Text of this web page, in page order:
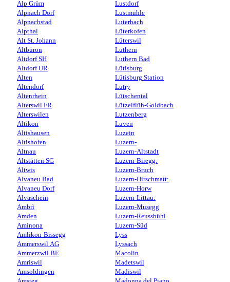
Alp Grüm
Alpnach Dorf
Alpnachstad
Alpthal
Alt St. Johann
Altbüron
Altdorf SH
Altdorf UR
Alten
Altendorf
Altenrhein
Alterswil FR
Alterswilen
Altikon
Altishausen
Altishofen
Altnau
Altstätten SG
Altwis
Alvaneu Bad
Alvaneu Dorf
Alvaschein
Ambrì
Amden
Aminona
Amlikon-Bissegg
Ammerswil AG
Ammerzwil BE
Amriswil
Amsoldingen
Lustdorf
Lustmühle
Luterbach
Lüterkofen
Lüterswil
Luthern
Luthern Bad
Lütisburg
Lütisburg Station
Lutry
Lütschental
Lützelflüh-Goldbach
Lutzenberg
Luven
Luzein
Luzern-
Luzern-Altstadt
Luzern-Biregg:
Luzern-Bruch
Luzern-Hirschmatt:
Luzern-Horw
Luzern-Littau:
Luzern-Musegg
Luzern-Reussbühl
Luzern-Süd
Lyss
Lyssach
Macolin
Madetswil
Madiswil